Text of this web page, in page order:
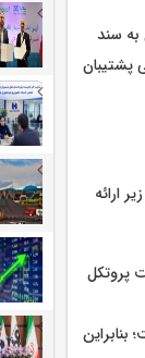
به سند
پشتیبان
ارائه
پروتکل